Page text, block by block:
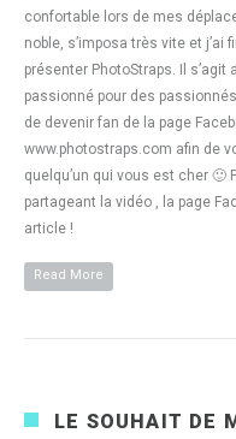
confortable lors de mes
noble, s’imposa très vite et
présenter PhotoStraps. Il s’agit
passionné pour des
de devenir fan de la page
www.photostraps.com afin de
quelqu’un qui vous est cher 🙂
partageant la vidéo , la page
article !
Read More
LE SOUHAIT DE